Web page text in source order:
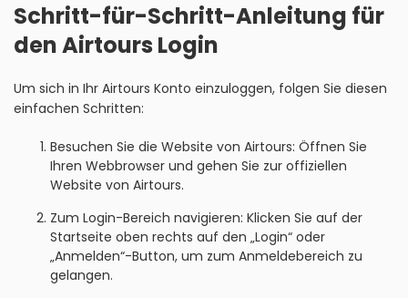
Schritt-für-Schritt-Anleitung für
den Airtours Login
Um sich in Ihr Airtours Konto einzuloggen, folgen Sie diesen
einfachen Schritten:
Besuchen Sie die Website von Airtours: Öffnen Sie
Ihren Webbrowser und gehen Sie zur offiziellen
Website von Airtours.
Zum Login-Bereich navigieren: Klicken Sie auf der
Startseite oben rechts auf den „Login“ oder
„Anmelden“-Button, um zum Anmeldebereich zu
gelangen.